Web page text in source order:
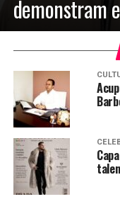
demonstram